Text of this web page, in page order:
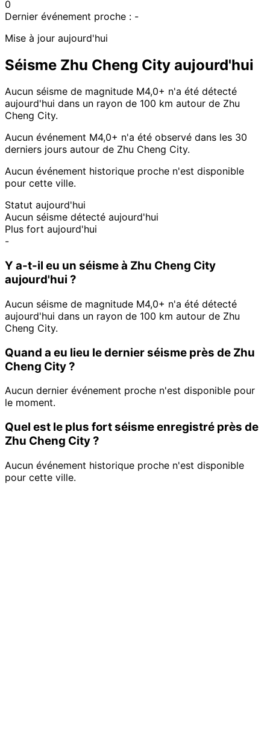
0
Dernier événement proche : -
Mise à jour aujourd'hui
Séisme Zhu Cheng City aujourd'hui
Aucun séisme de magnitude M4,0+ n'a été détecté
aujourd'hui dans un rayon de 100 km autour de Zhu
Cheng City.
Aucun événement M4,0+ n'a été observé dans les 30
derniers jours autour de Zhu Cheng City.
Aucun événement historique proche n'est disponible
pour cette ville.
Statut aujourd'hui
Aucun séisme détecté aujourd'hui
Plus fort aujourd'hui
-
Y a-t-il eu un séisme à Zhu Cheng City
aujourd'hui ?
Aucun séisme de magnitude M4,0+ n'a été détecté
aujourd'hui dans un rayon de 100 km autour de Zhu
Cheng City.
Quand a eu lieu le dernier séisme près de Zhu
Cheng City ?
Aucun dernier événement proche n'est disponible pour
le moment.
Quel est le plus fort séisme enregistré près de
Zhu Cheng City ?
Aucun événement historique proche n'est disponible
pour cette ville.